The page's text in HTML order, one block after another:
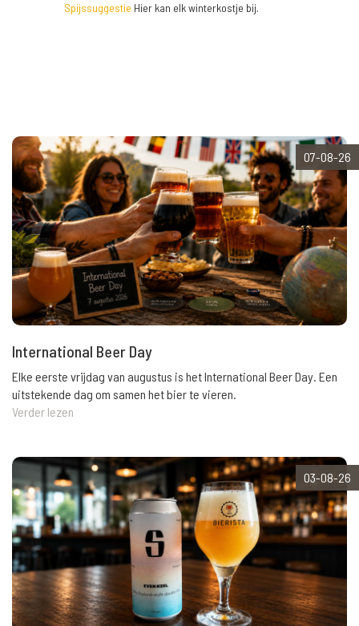
Spijssuggestie Hier kan elk winterkostje bij.
07-08-26
International Beer Day
Elke eerste vrijdag van augustus is het International Beer Day. Een
uitstekende dag om samen het bier te vieren.
Verder lezen
03-08-26